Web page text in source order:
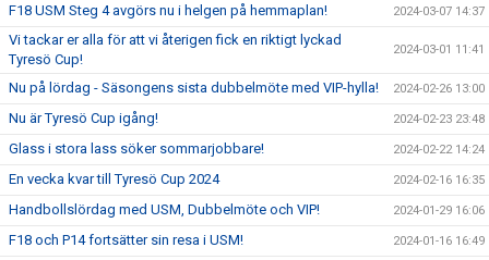
F18 USM Steg 4 avgörs nu i helgen på hemmaplan! 2024-03-07 14:37
Vi tackar er alla för att vi återigen fick en riktigt lyckad
Tyresö Cup!
2024-03-01 11:41
Nu på lördag - Säsongens sista dubbelmöte med VIP-hylla! 2024-02-26 13:00
Nu är Tyresö Cup igång! 2024-02-23 23:48
Glass i stora lass söker sommarjobbare! 2024-02-22 14:24
En vecka kvar till Tyresö Cup 2024 2024-02-16 16:35
Handbollslördag med USM, Dubbelmöte och VIP! 2024-01-29 16:06
F18 och P14 fortsätter sin resa i USM! 2024-01-16 16:49